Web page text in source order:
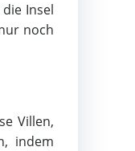
Insel
noch
Villen,
indem